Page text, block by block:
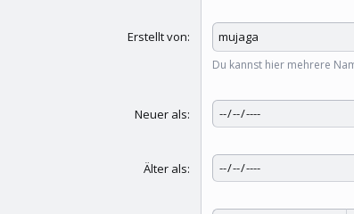
Erstellt von
Du kannst hier mehrere
Neuer als
Älter als